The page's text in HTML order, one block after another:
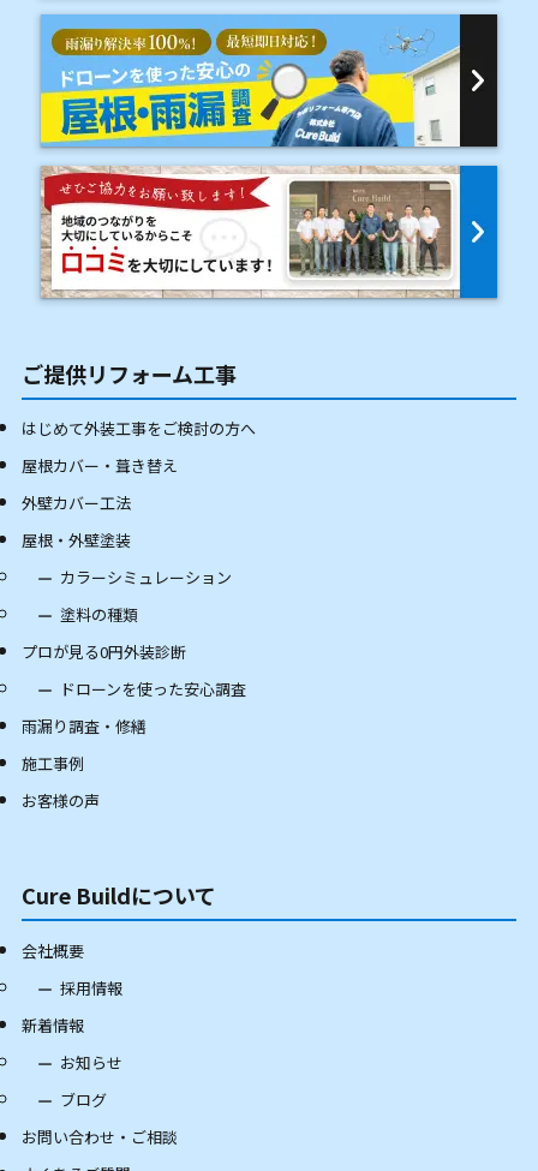
ご提供リフォーム工事
はじめて外装工事をご検討の方へ
屋根カバー・葺き替え
外壁カバー工法
屋根・外壁塗装
カラーシミュレーション
塗料の種類
プロが見る0円外装診断
ドローンを使った安心調査
雨漏り調査・修繕
施工事例
お客様の声
Cure Buildについて
会社概要
採用情報
新着情報
お知らせ
ブログ
お問い合わせ・ご相談